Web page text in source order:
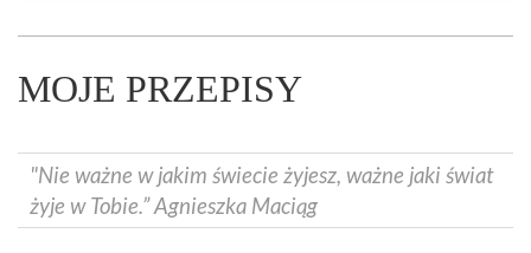
MOJE PRZEPISY
"Nie ważne w jakim świecie żyjesz, ważne jaki świat
żyje w Tobie.” Agnieszka Maciąg